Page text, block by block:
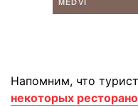
Напомним, что
некоторых